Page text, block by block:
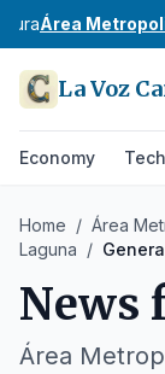
Área
La Voz
Economy
Home / Área
Laguna /
News
Área